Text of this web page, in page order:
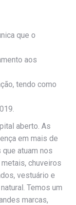
que o
aos
tendo como
aberto. As
em mais de
atuam nos
chuveiros
vestuário e
Temos um
marcas,